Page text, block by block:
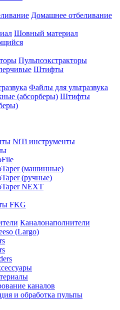
Домашнее отбеливание
Шовный материал
Пульпоэкстракторы
Штифты
Файлы для ультразвука
Штифты
NiTi инструменты
(машинные)
(ручные)
NEXT
FKG
Каналонаполнители
(Largo)
каналов
и обработка пульпы